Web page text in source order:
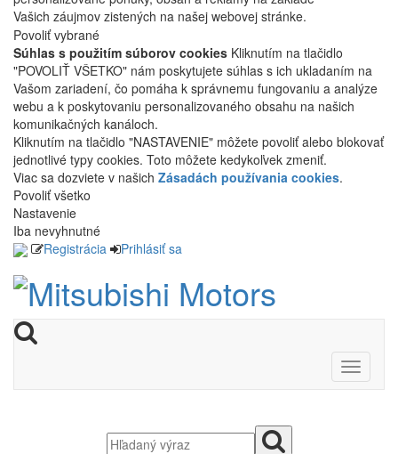
Vašich záujmov zistených na našej webovej stránke.
Povoliť vybrané
Súhlas s použitím súborov cookies Kliknutím na tlačidlo
"POVOLIŤ VŠETKO" nám poskytujete súhlas s ich ukladaním na
Vašom zariadení, čo pomáha k správnemu fungovaniu a analýze
webu a k poskytovaniu personalizovaného obsahu na našich
komunikačných kanáloch.
Kliknutím na tlačidlo "NASTAVENIE" môžete povoliť alebo blokovať
jednotlivé typy cookies. Toto môžete kedykoľvek zmeniť.
Viac sa dozviete v našich Zásadách používania cookies.
Povoliť všetko
Nastavenie
Iba nevyhnutné
Registrácia
Prihlásiť sa